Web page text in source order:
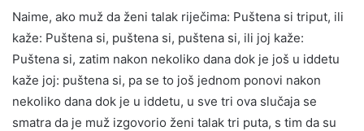
Naime, ako muž da ženi talak riječima: Puštena si triput, ili
kaže: Puštena si, puštena si, puštena si, ili joj kaže:
Puštena si, zatim nakon nekoliko dana dok je još u iddetu
kaže joj: puštena si, pa se to još jednom ponovi nakon
nekoliko dana dok je u iddetu, u sve tri ova slučaja se
smatra da je muž izgovorio ženi talak tri puta, s tim da su